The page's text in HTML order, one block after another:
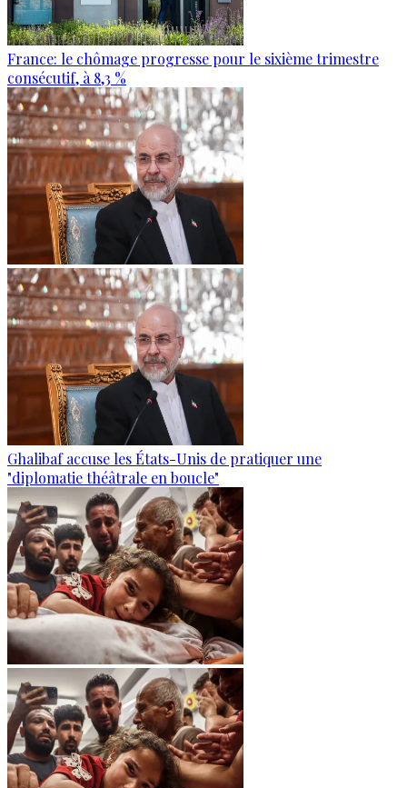
France: le chômage progresse pour le sixième trimestre
consécutif, à 8,3 %
Ghalibaf accuse les États-Unis de pratiquer une
"diplomatie théâtrale en boucle"